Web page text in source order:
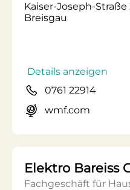
Kaiser-Joseph-
Breisgau
Details anzeigen
0761 22914
wmf.com
Elektro Bareiss
Fachgeschäft für